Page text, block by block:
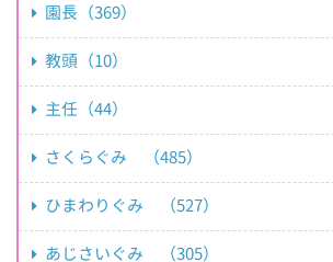
園長（369）
教頭（10）
主任（44）
さくらぐみ （485）
ひまわりぐみ （527）
あじさいぐみ （305）